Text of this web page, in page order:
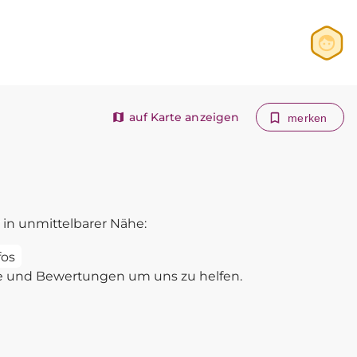
Registrieren
auf Karte anzeigen merken
unmittelbarer Nähe:
und Bewertungen um uns zu helfen.